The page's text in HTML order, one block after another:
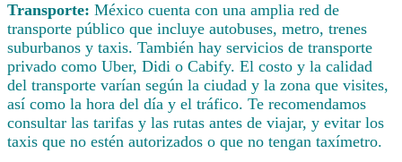
Transporte: México cuenta con una amplia red de
transporte público que incluye autobuses, metro, trenes
suburbanos y taxis. También hay servicios de transporte
privado como Uber, Didi o Cabify. El costo y la calidad
del transporte varían según la ciudad y la zona que visites,
así como la hora del día y el tráfico. Te recomendamos
consultar las tarifas y las rutas antes de viajar, y evitar los
taxis que no estén autorizados o que no tengan taxímetro.